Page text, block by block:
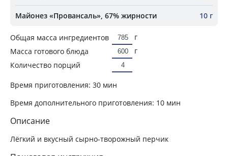
Майонез «Провансаль», 67% жирности 10 г
Общая масса ингредиентов
г
Масса готового блюда
г
Количество порций
Время приготовления: 30 мин
Время дополнительного приготовления: 10 мин
Описание
Лёгкий и вкусный сырно-творожный перчик